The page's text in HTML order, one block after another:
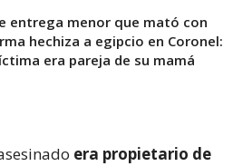
entrega menor que mató con
hechiza a egipcio en Coronel:
era pareja de su mamá
era propietario de